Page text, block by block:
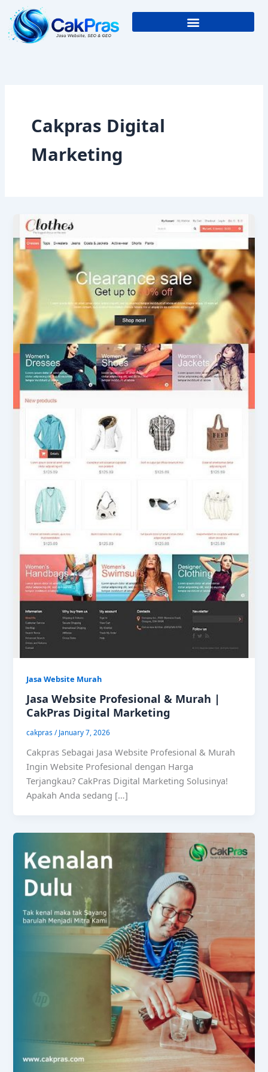
content
Cakpras Digital
Marketing
Jasa Website Murah
Jasa Website Profesional & Murah |
CakPras Digital Marketing
cakpras/January 7, 2026
Cakpras Sebagai Jasa Website Profesional & Murah
Ingin Website Profesional dengan Harga
Terjangkau? CakPras Digital Marketing Solusinya!
Apakah Anda sedang […]